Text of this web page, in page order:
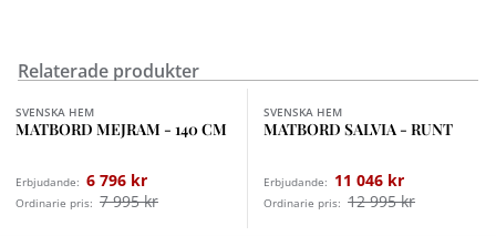
Relaterade produkter
Finns i fler val (3)
SVENSKA HEM
MATBORD MEJRAM - 140 CM
Erbjudande: 6 796 kr
Ordinarie pris: 7 995 kr
SVENSKA HEM
MATBORD SALVIA - RUNT
Erbjudande: 11 046 kr
Ordinarie pris: 12 995 kr